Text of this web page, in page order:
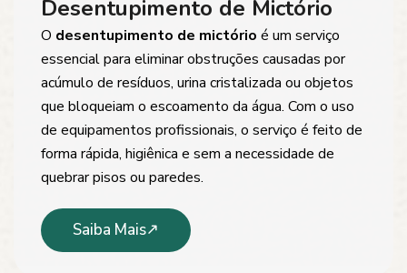
Desentupimento de Mictório
O desentupimento de mictório é um serviço
essencial para eliminar obstruções causadas por
acúmulo de resíduos, urina cristalizada ou objetos
que bloqueiam o escoamento da água. Com o uso
de equipamentos profissionais, o serviço é feito de
forma rápida, higiênica e sem a necessidade de
quebrar pisos ou paredes.
Saiba Mais